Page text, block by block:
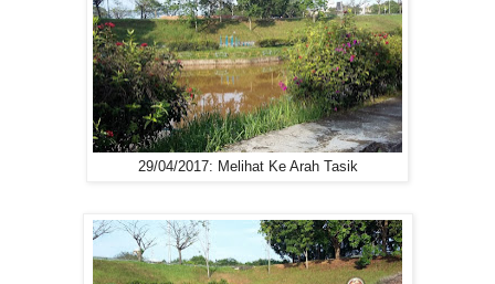
29/04/2017: Melihat Ke Arah Tasik